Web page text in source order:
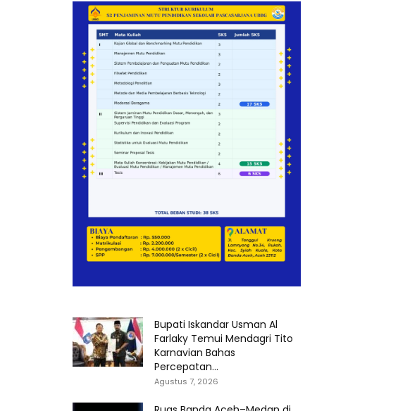
Bupati Iskandar Usman Al
Farlaky Temui Mendagri Tito
Karnavian Bahas
Percepatan...
Agustus 7, 2026